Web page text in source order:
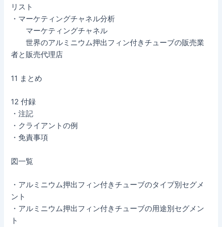
リスト
・マーケティングチャネル分析
マーケティングチャネル
世界のアルミニウム押出フィン付きチューブの販売業
者と販売代理店
11 まとめ
12 付録
・注記
・クライアントの例
・免責事項
図一覧
・アルミニウム押出フィン付きチューブのタイプ別セグメ
ント
・アルミニウム押出フィン付きチューブの用途別セグメン
ト